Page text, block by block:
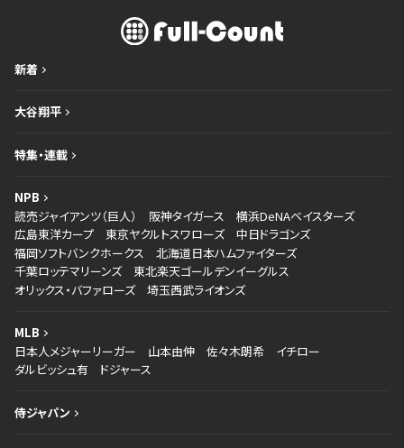
新着
大谷翔平
特集・連載
NPB
読売ジャイアンツ（巨人）
阪神タイガース
横浜DeNAベイスターズ
広島東洋カープ
東京ヤクルトスワローズ
中日ドラゴンズ
福岡ソフトバンクホークス
北海道日本ハムファイターズ
千葉ロッテマリーンズ
東北楽天ゴールデンイーグルス
オリックス・バファローズ
埼玉西武ライオンズ
MLB
日本人メジャーリーガー
山本由伸 佐々木朗希
イチロー
ダルビッシュ有
ドジャース
侍ジャパン